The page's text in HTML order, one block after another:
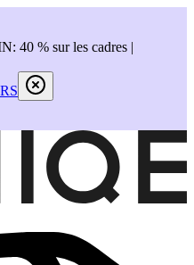
40 % sur les cadres |